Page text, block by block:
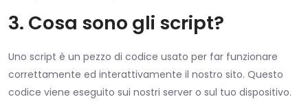
3. Cosa sono gli script?
Uno script è un pezzo di codice usato per far funzionare
correttamente ed interattivamente il nostro sito. Questo
codice viene eseguito sui nostri server o sul tuo dispositivo.